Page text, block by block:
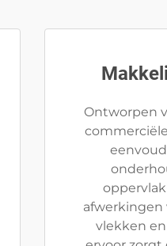
Ontworpen
afwerkingen
vlekken